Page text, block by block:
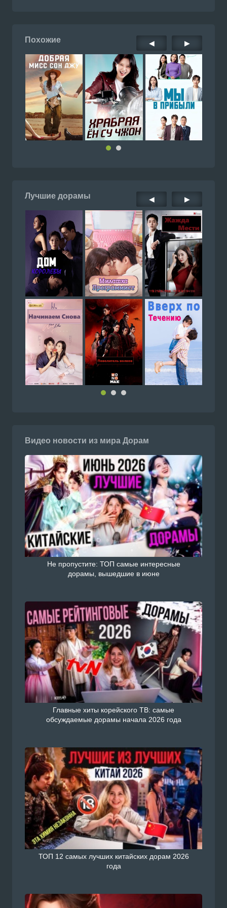
Похожие ◀ ▶
Лучшие дорамы ◀ ▶
Видео новости из мира Дорам
Не пропустите: ТОП самые интересные
дорамы, вышедшие в июне
Главные хиты корейского ТВ: самые
обсуждаемые дорамы начала 2026 года
ТОП 12 самых лучших китайских дорам 2026
года